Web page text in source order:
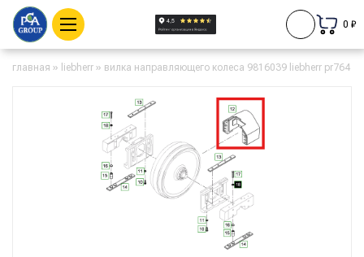
0 ₽
главная » liebherr » вилка направляющего колеса 9816039 liebherr pr764